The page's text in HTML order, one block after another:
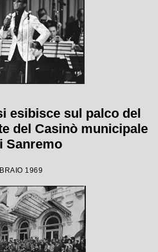
esibisce sul palco del
del Casinò municipale
Sanremo
1969